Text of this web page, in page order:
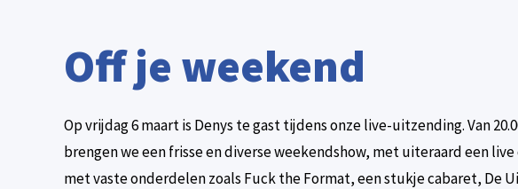
Off je weekend
Op vrijdag 6 maart is Denys te gast tijdens onze live-uitzending. Van
brengen we een frisse en diverse weekendshow, met uiteraard een
met vaste onderdelen zoals Fuck the Format, een stukje cabaret, De